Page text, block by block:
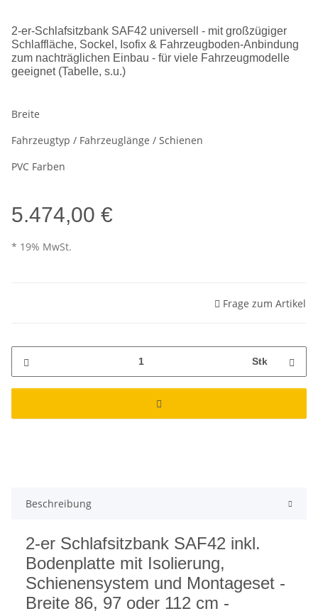
2-er-Schlafsitzbank SAF42 universell - mit großzügiger
Schlaffläche, Sockel, Isofix & Fahrzeugboden-Anbindung
zum nachträglichen Einbau - für viele Fahrzeugmodelle
geeignet (Tabelle, s.u.)
Breite
Fahrzeugtyp / Fahrzeuglänge / Schienen
PVC Farben
5.474,00 €
* 19% MwSt.
Frage zum Artikel
Stk
Beschreibung
2-er Schlafsitzbank SAF42 inkl.
Bodenplatte mit Isolierung,
Schienensystem und Montageset -
Breite 86, 97 oder 112 cm -